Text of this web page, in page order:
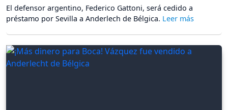
El defensor argentino, Federico Gattoni, será cedido a
préstamo por Sevilla a Anderlech de Bélgica.